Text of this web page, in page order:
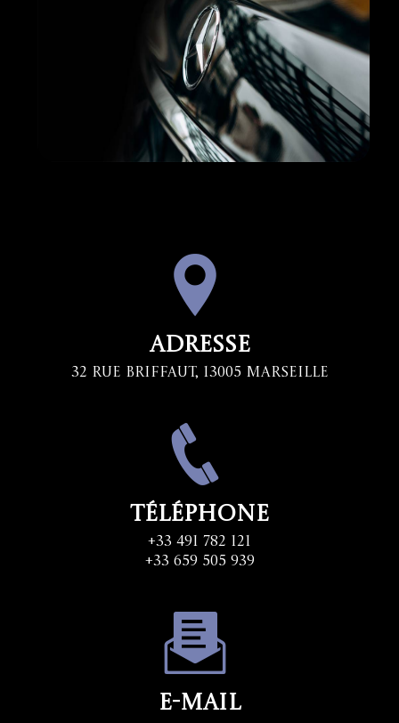
Adresse
32 Rue Briffaut, 13005 Marseille
Téléphone
+33 491 782 121
+33 659 505 939
E-mail